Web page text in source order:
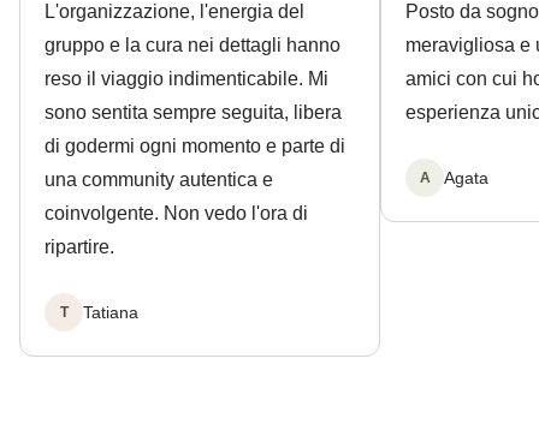
L'organizzazione, l'energia del
gruppo e la cura nei dettagli hanno
reso il viaggio indimenticabile. Mi
sono sentita sempre seguita, libera
di godermi ogni momento e parte di
una community autentica e
coinvolgente. Non vedo l'ora di
ripartire.
T Tatiana
Posto da
meravigliosa e
amici con cui
esperienza
A Agata